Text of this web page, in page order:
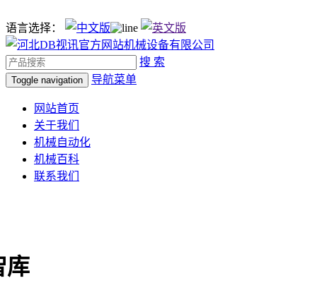
语言选择：
搜 索
Toggle navigation 导航菜单
网站首页
关于我们
机械自动化
机械百科
联系我们
库